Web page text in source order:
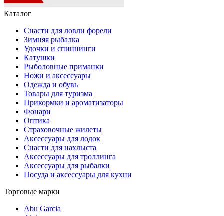
Каталог
Снасти для ловли форели
Зимняя рыбалка
Удочки и спиннинги
Катушки
Рыболовные приманки
Ножи и аксессуары
Одежда и обувь
Товары для туризма
Прикормки и ароматизаторы
Фонари
Оптика
Страховочные жилеты
Аксессуары для лодок
Снасти для нахлыста
Аксессуары для троллинга
Аксессуары для рыбалки
Посуда и аксессуары для кухни
Торговые марки
Abu Garcia